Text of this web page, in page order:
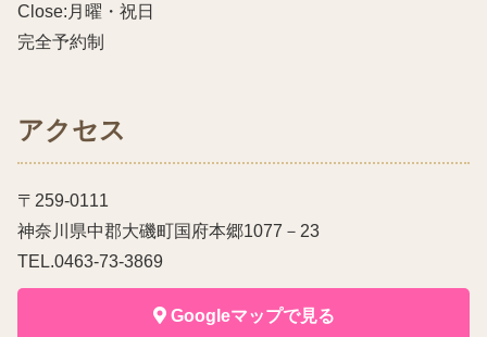
Close:月曜・祝日
完全予約制
アクセス
〒259-0111
神奈川県中郡大磯町国府本郷1077－23
TEL.0463-73-3869
Googleマップで見る